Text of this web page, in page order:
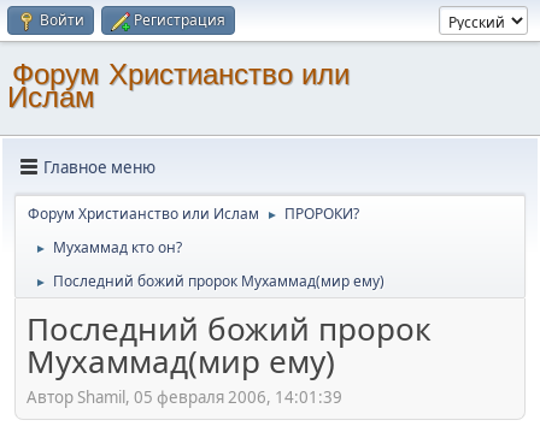
Войти Регистрация
Форум Христианство или
Ислам
Главное меню
Форум Христианство или Ислам ► ПРОРОКИ?
► Мухаммад кто он?
► Последний божий пророк Мухаммад(мир ему)
Последний божий пророк
Мухаммад(мир ему)
Автор Shamil, 05 февраля 2006, 14:01:39